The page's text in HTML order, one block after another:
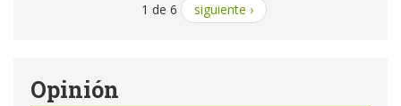
1 de 6 siguiente ›
Opinión